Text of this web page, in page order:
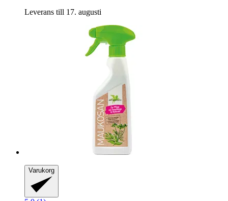
Leverans till 17. augusti
Varukorg